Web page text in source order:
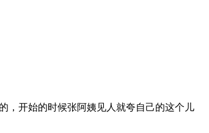
，开始的时候张阿姨见人就夸自己的这个儿